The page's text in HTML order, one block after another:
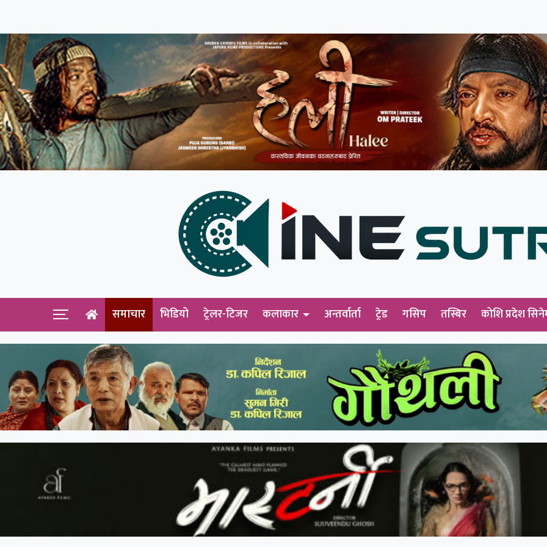
समाचार भिडियो ट्रेलर-टिजर कलाकार अन्तर्वार्ता ट्रेड गसिप तस्बिर कोशि प्रदेश